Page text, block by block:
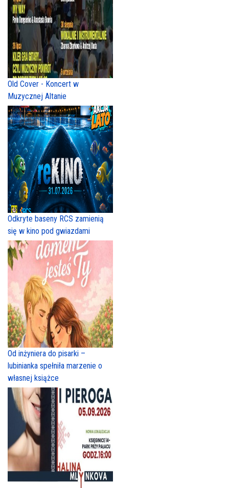
Old Cover - Koncert w
Muzycznej Altanie
Odkryte baseny RCS zamienią
się w kino pod gwiazdami
Od inżyniera do pisarki –
lubinianka spełniła marzenie o
własnej książce